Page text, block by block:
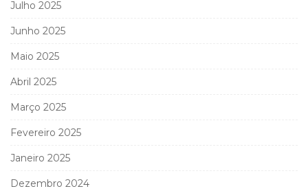
Julho 2025
Junho 2025
Maio 2025
Abril 2025
Março 2025
Fevereiro 2025
Janeiro 2025
Dezembro 2024